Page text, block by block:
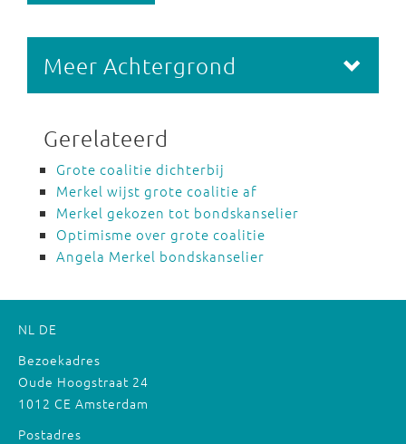
Meer Achtergrond
Gerelateerd
Grote coalitie dichterbij
Merkel wijst grote coalitie af
Merkel gekozen tot bondskanselier
Optimisme over grote coalitie
Angela Merkel bondskanselier
NL DE
Bezoekadres
Oude Hoogstraat 24
1012 CE Amsterdam
Postadres